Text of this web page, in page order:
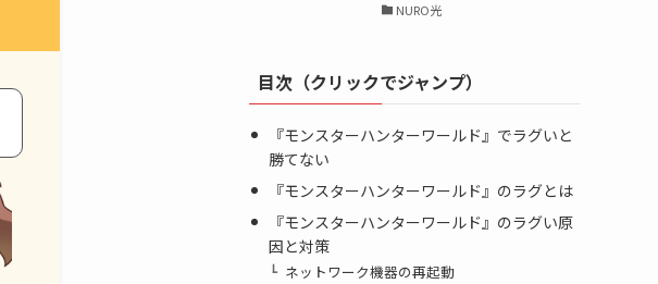
NURO光
目次（クリックでジャンプ）
『モンスターハンターワールド』でラグいと
勝てない
『モンスターハンターワールド』のラグとは
『モンスターハンターワールド』のラグい原
因と対策
ネットワーク機器の再起動